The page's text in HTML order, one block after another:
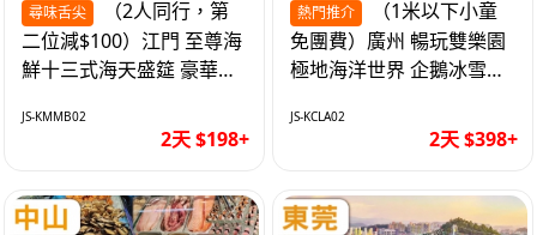
尋味舌尖
二位減$100）江門 至尊海
鮮十三式海天盛筵 豪華三
2天
JS-KMMB02
2天 $198+
熱門推介
免團費）廣州 暢玩雙樂園
極地海洋世界 企鵝冰雪世
JS-KCLA02
2天 $398+